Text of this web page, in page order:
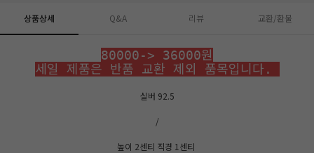
상품상세 Q&A 리뷰 교환/환불
80000-> 36000원
세일 제품은 반품 교환 제외 품목입니다.
실버 92.5
/
높이 2센티 직경 1센티